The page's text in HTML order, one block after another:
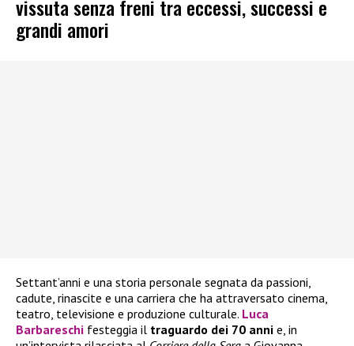
vissuta senza freni tra eccessi, successi e
grandi amori
Settant’anni e una storia personale segnata da passioni,
cadute, rinascite e una carriera che ha attraversato cinema,
teatro, televisione e produzione culturale. Luca
Barbareschi festeggia il traguardo dei 70 anni e, in